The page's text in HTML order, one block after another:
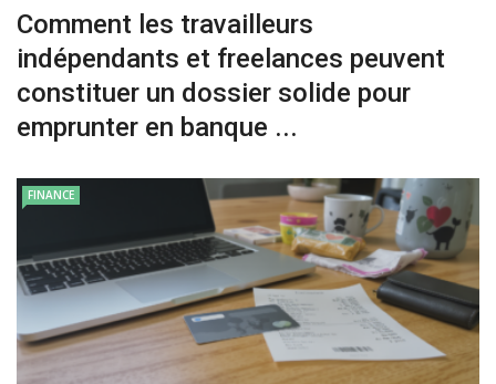
Comment les travailleurs
indépendants et freelances peuvent
constituer un dossier solide pour
emprunter en banque ...
FINANCE